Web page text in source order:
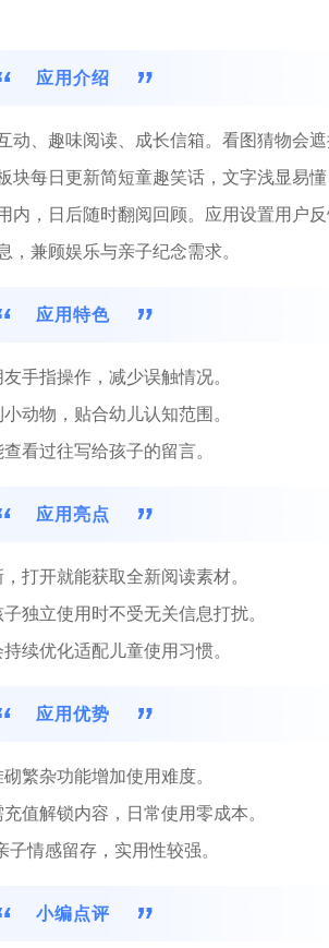
应用介绍
动、趣味阅读、成长信箱。看图猜物会
块每日更新简短童趣笑话，文字浅显易
，日后随时翻阅回顾。应用设置用户
兼顾娱乐与亲子纪念需求。
应用特色
手指操作，减少误触情况。
动物，贴合幼儿认知范围。
看过往写给孩子的留言。
应用亮点
打开就能获取全新阅读素材。
独立使用时不受无关信息打扰。
续优化适配儿童使用习惯。
应用优势
繁杂功能增加使用难度。
值解锁内容，日常使用零成本。
情感留存，实用性较强。
小编点评